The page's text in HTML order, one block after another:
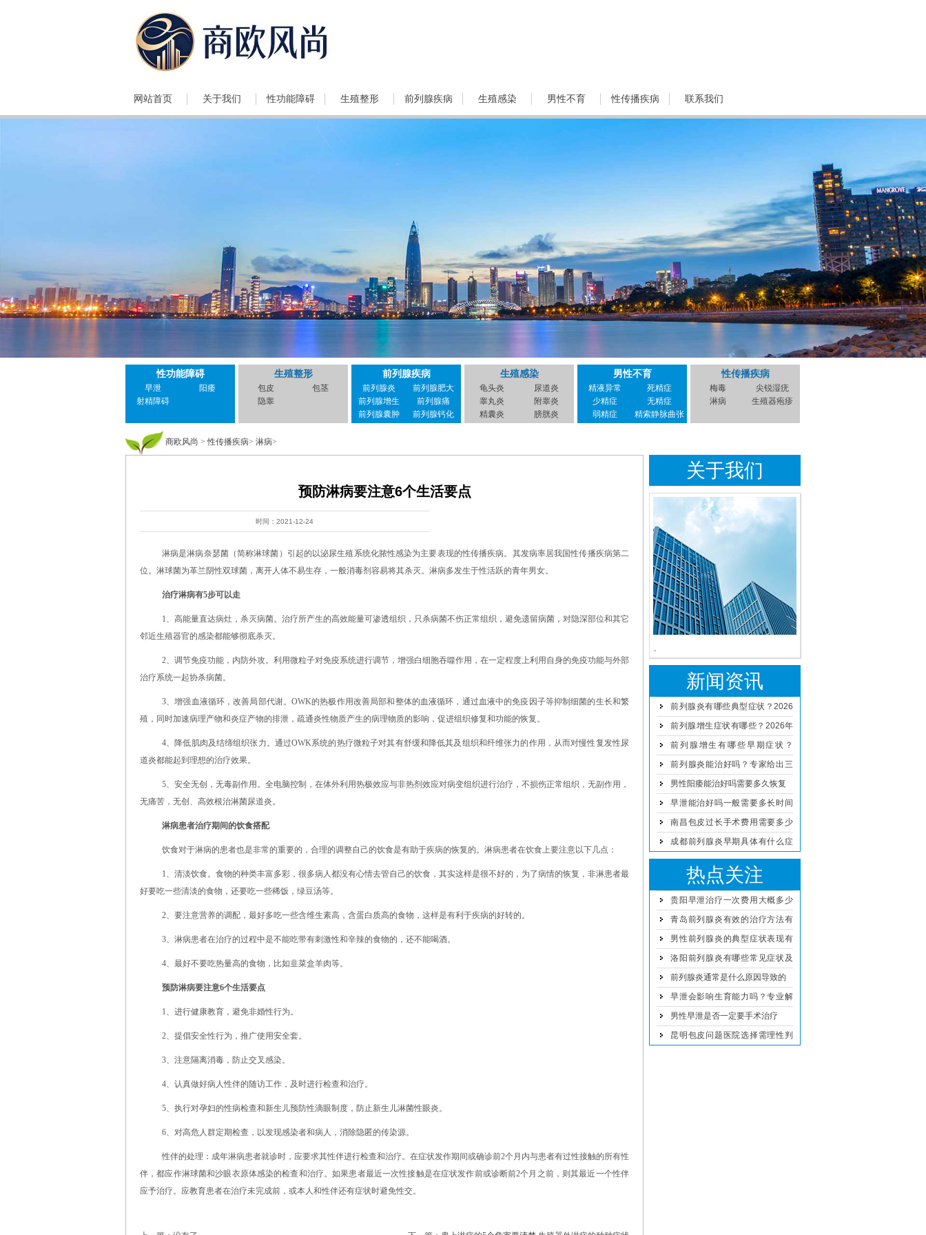
网站首页 关于我们 性功能障碍 生殖整形 前列腺疾病 生殖感染 男性不育 性传播疾病 联系我们
性功能障碍
早泄
阳痿
射精障碍
生殖整形
包皮
包茎
隐睾
前列腺疾病
前列腺炎
前列腺肥大
前列腺增生
前列腺痛
前列腺囊肿
前列腺钙化
生殖感染
龟头炎
尿道炎
睾丸炎
附睾炎
精囊炎
膀胱炎
男性不育
精液异常
死精症
少精症
无精症
弱精症
精索静脉曲张
性传播疾病
梅毒
尖锐湿疣
淋病
生殖器疱疹
商欧风尚 >性传播疾病> 淋病>
预防淋病要注意6个生活要点
时间：2021-12-24
淋病是淋病奈瑟菌（简称淋球菌）引起的以泌尿生殖系统化脓性感染为主要表现的性传播疾病。其发病率居我国性传播疾病第二
位。淋球菌为革兰阴性双球菌，离开人体不易生存，一般消毒剂容易将其杀灭。淋病多发生于性活跃的青年男女。
治疗淋病有5步可以走
1、高能量直达病灶，杀灭病菌。治疗所产生的高效能量可渗透组织，只杀病菌不伤正常组织，避免遗留病菌，对隐深部位和其它
邻近生殖器官的感染都能够彻底杀灭。
2、调节免疫功能，内防外攻。利用微粒子对免疫系统进行调节，增强白细胞吞噬作用，在一定程度上利用自身的免疫功能与外部
治疗系统一起协杀病菌。
3、增强血液循环，改善局部代谢。OWK的热极作用改善局部和整体的血液循环，通过血液中的免疫因子等抑制细菌的生长和繁
殖，同时加速病理产物和炎症产物的排泄，疏通炎性物质产生的病理物质的影响，促进组织修复和功能的恢复。
4、降低肌肉及结缔组织张力。通过OWK系统的热疗微粒子对其有舒缓和降低其及组织和纤维张力的作用，从而对慢性复发性尿
道炎都能起到理想的治疗效果。
5、安全无创，无毒副作用。全电脑控制，在体外利用热极效应与非热剂效应对病变组织进行治疗，不损伤正常组织，无副作用，
无痛苦，无创、高效根治淋菌尿道炎。
淋病患者治疗期间的饮食搭配
饮食对于淋病的患者也是非常的重要的，合理的调整自己的饮食是有助于疾病的恢复的。淋病患者在饮食上要注意以下几点：
1、清淡饮食。食物的种类丰富多彩，很多病人都没有心情去管自己的饮食，其实这样是很不好的，为了病情的恢复，非淋患者最
好要吃一些清淡的食物，还要吃一些稀饭，绿豆汤等。
2、要注意营养的调配，最好多吃一些含维生素高，含蛋白质高的食物，这样是有利于疾病的好转的。
3、淋病患者在治疗的过程中是不能吃带有刺激性和辛辣的食物的，还不能喝酒。
4、最好不要吃热量高的食物，比如韭菜盒羊肉等。
预防淋病要注意6个生活要点
1、进行健康教育，避免非婚性行为。
2、提倡安全性行为，推广使用安全套。
3、注意隔离消毒，防止交叉感染。
4、认真做好病人性伴的随访工作，及时进行检查和治疗。
5、执行对孕妇的性病检查和新生儿预防性滴眼制度，防止新生儿淋菌性眼炎。
6、对高危人群定期检查，以发现感染者和病人，消除隐匿的传染源。
性伴的处理：成年淋病患者就诊时，应要求其性伴进行检查和治疗。在症状发作期间或确诊前2个月内与患者有过性接触的所有性
伴，都应作淋球菌和沙眼衣原体感染的检查和治疗。如果患者最近一次性接触是在症状发作前或诊断前2个月之前，则其最近一个性伴
应予治疗。应教育患者在治疗未完成前，或本人和性伴还有症状时避免性交。
关于我们
。
新闻资讯
前列腺炎有哪些典型症状？2026
年男科专家解读治疗与预防方案
前列腺增生症状有哪些？2026年
男性日常预防与治疗方法详解
前列腺增生有哪些早期症状？
2026年科学治疗与日常护理方法
前列腺炎能治好吗？专家给出三
点建议男性阳痿能治好吗需要多久恢复
早泄能治好吗一般需要多长时间
恢复南昌包皮过长手术费用需要多少
钱
成都前列腺炎早期具体有什么症
状
热点关注
贵阳早泄治疗一次费用大概多少
钱
青岛前列腺炎有效的治疗方法有
哪些男性前列腺炎的典型症状表现有
哪些洛阳前列腺炎有哪些常见症状及
治疗方法
前列腺炎通常是什么原因导致的
早泄会影响生育能力吗？专业解
析
男性早泄是否一定要手术治疗
昆明包皮问题医院选择需理性判